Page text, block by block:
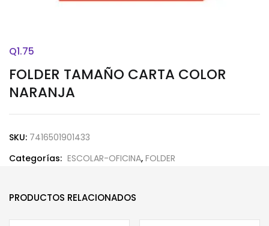
FOLDER TAMAÑO CARTA COLOR
NARANJA
Q1.75
SKU: 7416501901433
Categorías: ESCOLAR-OFICINA, FOLDER
PRODUCTOS RELACIONADOS